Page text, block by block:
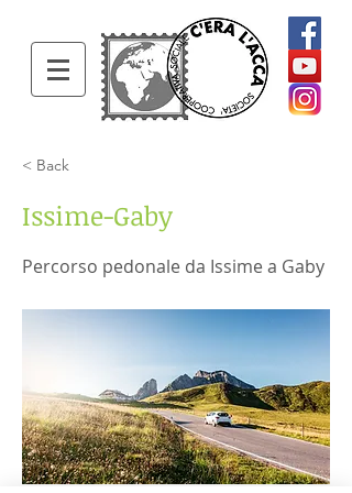
< Back
Issime-Gaby
Percorso pedonale da Issime a Gaby